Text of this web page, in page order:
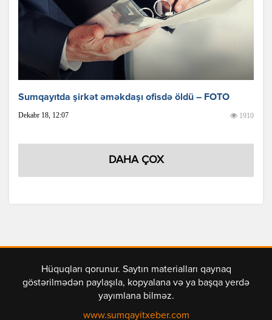
Sumqayıtda şirkət əməkdaşı ofisdə öldü – FOTO
Dekabr 18, 12:07 1910
DAHA ÇOX
Hüquqları qorunur. Saytın materialları qaynaq
göstərilmədən paylaşıla, kopyalana və ya başqa yerdə
yayımlana bilməz.
www.sumqayitxeber.com